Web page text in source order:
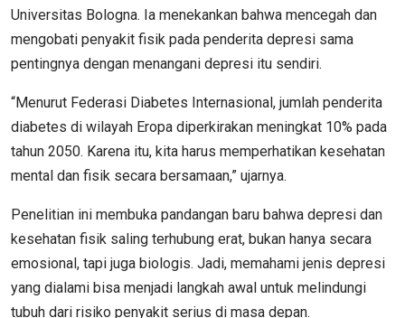
Universitas Bologna. Ia menekankan bahwa mencegah dan
mengobati penyakit fisik pada penderita depresi sama
pentingnya dengan menangani depresi itu sendiri.
“Menurut Federasi Diabetes Internasional, jumlah penderita
diabetes di wilayah Eropa diperkirakan meningkat 10% pada
tahun 2050. Karena itu, kita harus memperhatikan kesehatan
mental dan fisik secara bersamaan,” ujarnya.
Penelitian ini membuka pandangan baru bahwa depresi dan
kesehatan fisik saling terhubung erat, bukan hanya secara
emosional, tapi juga biologis. Jadi, memahami jenis depresi
yang dialami bisa menjadi langkah awal untuk melindungi
tubuh dari risiko penyakit serius di masa depan.